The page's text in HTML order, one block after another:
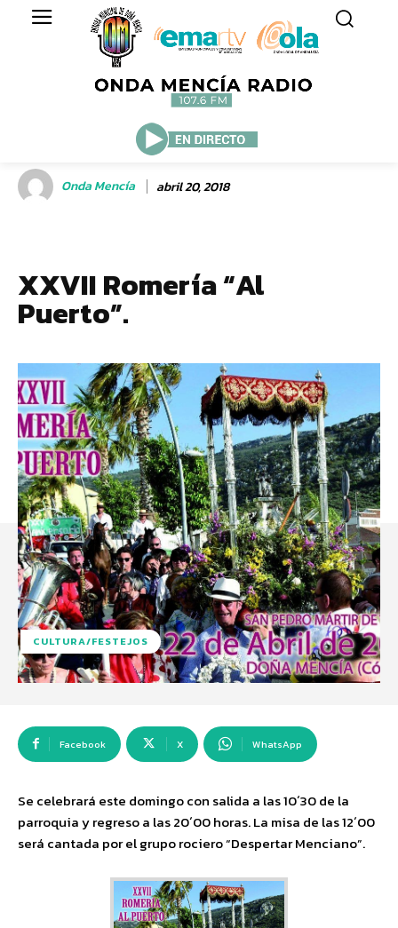
Onda Mencía abril 20, 2018
XXVII Romería “Al
Puerto”.
CULTURA/FESTEJOS
Facebook X WhatsApp
Se celebrará este domingo con salida a las 10´30 de la
parroquia y regreso a las 20´00 horas. La misa de las 12´00
será cantada por el grupo rociero “Despertar Menciano”.